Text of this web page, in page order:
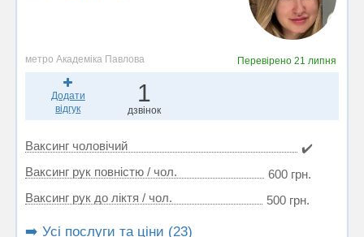
метро Академіка Павлова Перевірено 21 липня
Додати
відгук
1
дзвінок
Ваксинг чоловічий
✔️
Ваксинг рук повністю / чол.
600 грн.
Ваксинг рук до ліктя / чол.
500 грн.
➡️ Усі послуги та ціни (23)